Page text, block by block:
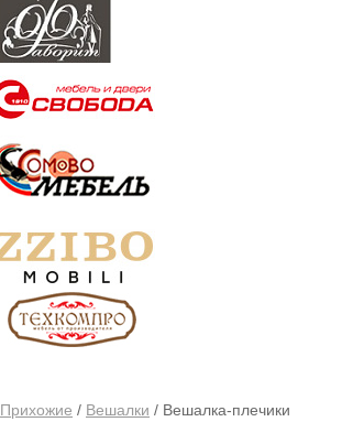
Прихожие / Вешалки / Вешалка-плечики